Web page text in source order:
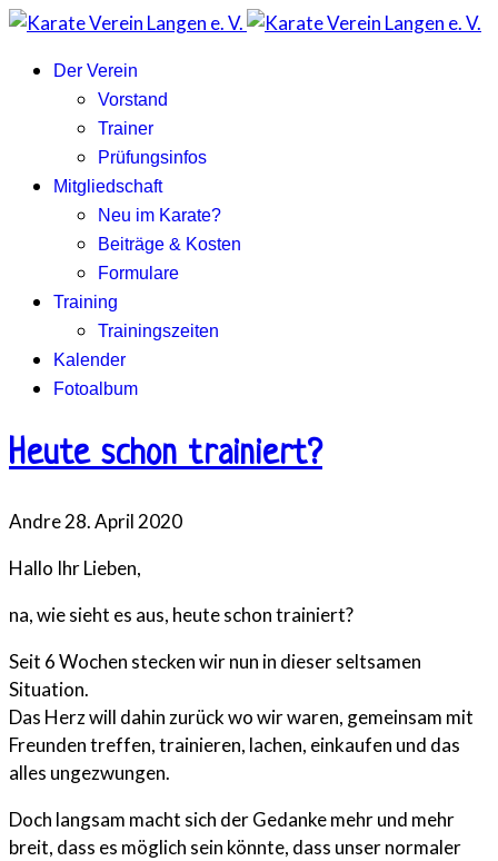
Der Verein
Vorstand
Trainer
Prüfungsinfos
Mitgliedschaft
Neu im Karate?
Beiträge & Kosten
Formulare
Training
Trainingszeiten
Kalender
Fotoalbum
Heute schon trainiert?
Andre28. April 2020
Hallo Ihr Lieben,
na, wie sieht es aus, heute schon trainiert?
Seit 6 Wochen stecken wir nun in dieser seltsamen
Situation.
Das Herz will dahin zurück wo wir waren, gemeinsam mit
Freunden treffen, trainieren, lachen, einkaufen und das
alles ungezwungen.
Doch langsam macht sich der Gedanke mehr und mehr
breit, dass es möglich sein könnte, dass unser normaler